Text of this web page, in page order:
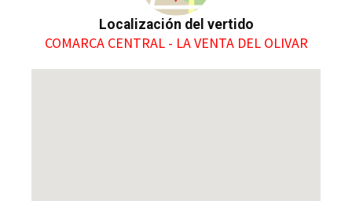
Localización del vertido
COMARCA CENTRAL - LA VENTA DEL OLIVAR